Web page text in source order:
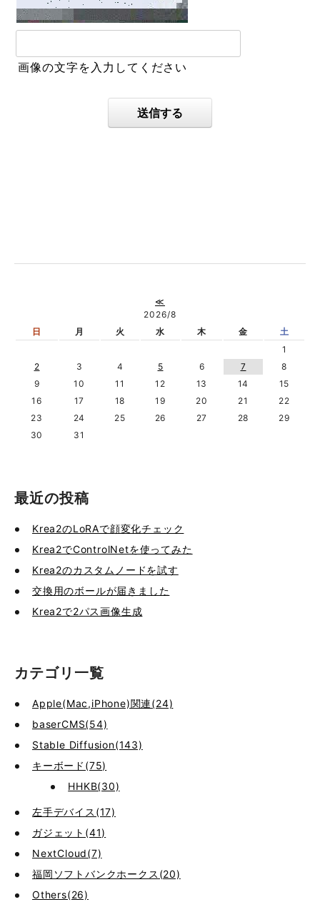
画像の文字を入力してください
送信する
≪
2026/8
日
月 火 水 木 金
土
1
2
3 4 5 6 7
8
9
10 11 12 13 14
15
16
17 18 19 20 21
22
23
24 25 26 27 28
29
30
31
最近の投稿
Krea2のLoRAで顔変化チェック
Krea2でControlNetを使ってみた
Krea2のカスタムノードを試す
交換用のボールが届きました
Krea2で2パス画像生成
カテゴリ一覧
Apple(Mac,iPhone)関連(24)
baserCMS(54)
Stable Diffusion(143)
キーボード(75)
HHKB(30)
左手デバイス(17)
ガジェット(41)
NextCloud(7)
福岡ソフトバンクホークス(20)
Others(26)